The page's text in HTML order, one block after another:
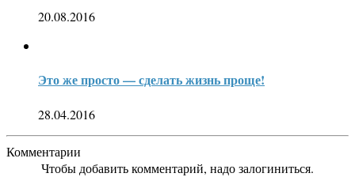
20.08.2016
Это же просто — сделать жизнь проще!
28.04.2016
Комментарии
Чтобы добавить комментарий, надо залогиниться.